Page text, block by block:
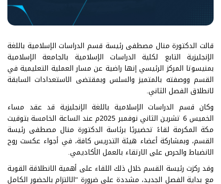
قالت الدكتورة منال مصطفى رئيسة قسم الدراسات الإسلامية باللغة
الإنجليزية التابع لكلية الدراسات الإسلامية بالجامعة الإسلامية
بمنيسوتا المركز الرئيسي إنها راضية عن مسار العملية التعليمية في
القسم ووصفته بالمتميز والسلس وبمقتضى الاستعدادات السابقة
لانطلاق الفصل الثاني.
وكان قسم الدراسات الإسلامية باللغة الإنجليزية قد عقد مساء
الخميس 6 تشرين الثاني نوفمبر 2025م عند الساعة الخامسة بتوقيت
مكة المكرمة لقاءً تحضيريًا برئاسة الدكتورة منال مصطفى رئيسة
القسم، وبمشاركة أعضاء هيئة التدريس كافة، في أجواء عكست روح
الانضباط والحرص على الارتقاء بالعمل الأكاديمي.
وقد ركزت رئيسة القسم خلال ذلك اللقاء على أهمية الانطلاقة القوية
مع بداية الفصل الجديد، مشددة على ضرورة “الالتزام بالحضور الكامل